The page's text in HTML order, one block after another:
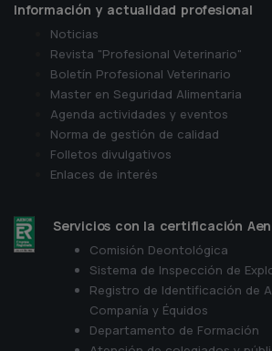
Información y actualidad profesional
Noticias
Revista "Profesional Veterinario"
Boletín Profesional Veterinario
Master en Seguridad Alimentaria
Agenda actividades y eventos
Norma de gestión de calidad
Folletos divulgativos
Enlaces de interés
Servicios con la certificación
Comisión Deontológica
Sistema de Inspección de
Registro de Identificación de
Companía y Équidos
Departamento de Formación